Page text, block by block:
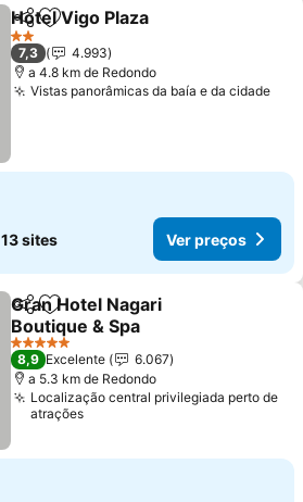
PartilharAdicionar aos favoritos
Hotel Vigo Plaza
2 Estrelas
7,3
4.993
a 4.8 km de Redondo
Vistas panorâmicas da baía e da cidade
13 sites Ver preços
PartilharAdicionar aos favoritos
Gran Hotel Nagari
Boutique & Spa
5 Estrelas
8,9 Excelente
6.067
a 5.3 km de Redondo
Localização central privilegiada perto de
atrações